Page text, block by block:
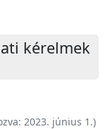
kérelmek
2023. június 1.)